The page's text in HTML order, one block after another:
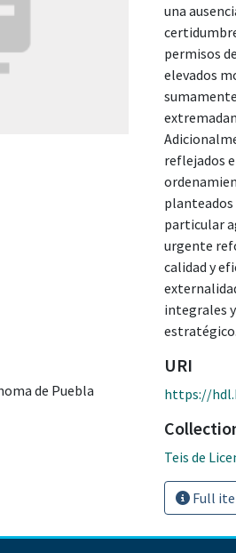
de Puebla
una
permisos
elevados
reflejados
planteados
particular
urgente
calidad y
integrales
estratégico.
URI
https://
Teis de
Full